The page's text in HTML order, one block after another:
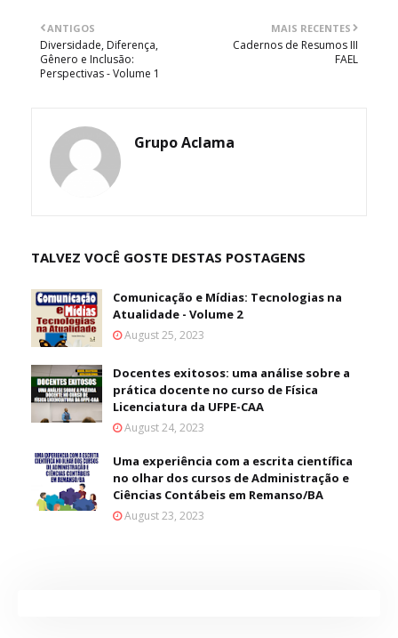
MAIS RECENTES
Cadernos de Resumos III
FAEL
ANTIGOS
Diversidade, Diferença,
Gênero e Inclusão:
Perspectivas - Volume 1
Grupo Aclama
TALVEZ VOCÊ GOSTE DESTAS POSTAGENS
Comunicação e Mídias: Tecnologias na
Atualidade - Volume 2
August 25, 2023
Docentes exitosos: uma análise sobre a
prática docente no curso de Física
Licenciatura da UFPE-CAA
August 24, 2023
Uma experiência com a escrita científica
no olhar dos cursos de Administração e
Ciências Contábeis em Remanso/BA
August 23, 2023